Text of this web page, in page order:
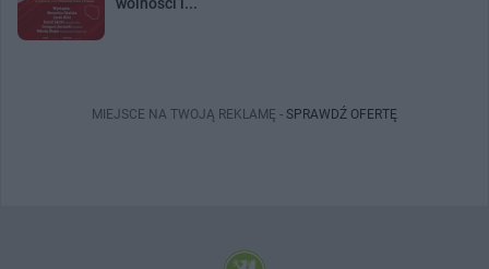
MIEJSCE NA TWOJĄ REKLAMĘ - SPRAWDŹ OFERTĘ